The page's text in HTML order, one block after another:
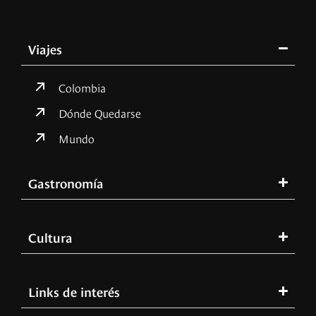
Viajes
Colombia
Dónde Quedarse
Mundo
Gastronomía
Cultura
Links de interés